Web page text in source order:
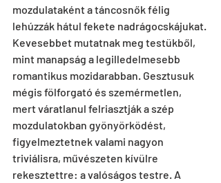
mozdulataként a táncosnők félig
lehúzzák hátul fekete nadrágocskájukat.
Kevesebbet mutatnak meg testükből,
mint manapság a legilledelmesebb
romantikus mozidarabban. Gesztusuk
mégis fölforgató és szemérmetlen,
mert váratlanul felriasztják a szép
mozdulatokban gyönyörködést,
figyelmeztetnek valami nagyon
triviálisra, művészeten kívülre
rekesztettre: a valóságos testre. A